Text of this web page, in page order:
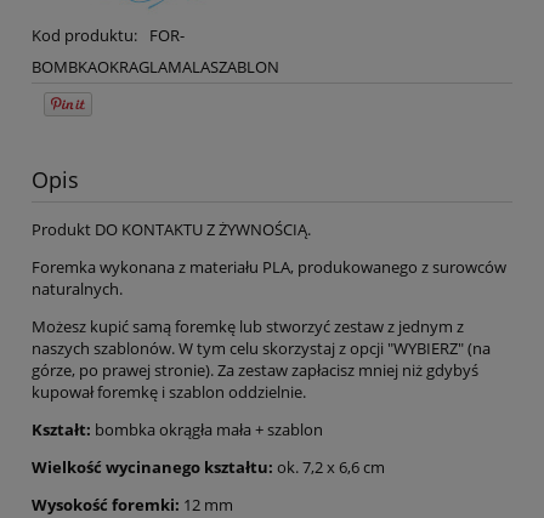
Kod produktu:
FOR-
BOMBKAOKRAGLAMALASZABLON
Opis
Produkt DO KONTAKTU Z ŻYWNOŚCIĄ.
Foremka wykonana z materiału PLA, produkowanego z surowców
naturalnych.
Możesz kupić samą foremkę lub stworzyć zestaw z jednym z
naszych szablonów. W tym celu skorzystaj z opcji "WYBIERZ" (na
górze, po prawej stronie). Za zestaw zapłacisz mniej niż gdybyś
kupował foremkę i szablon oddzielnie.
Kształt: bombka okrągła mała + szablon
Wielkość wycinanego kształtu: ok. 7,2 x 6,6 cm
Wysokość foremki: 12 mm